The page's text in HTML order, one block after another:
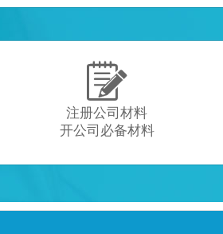

注册公司材料
开公司必备材料